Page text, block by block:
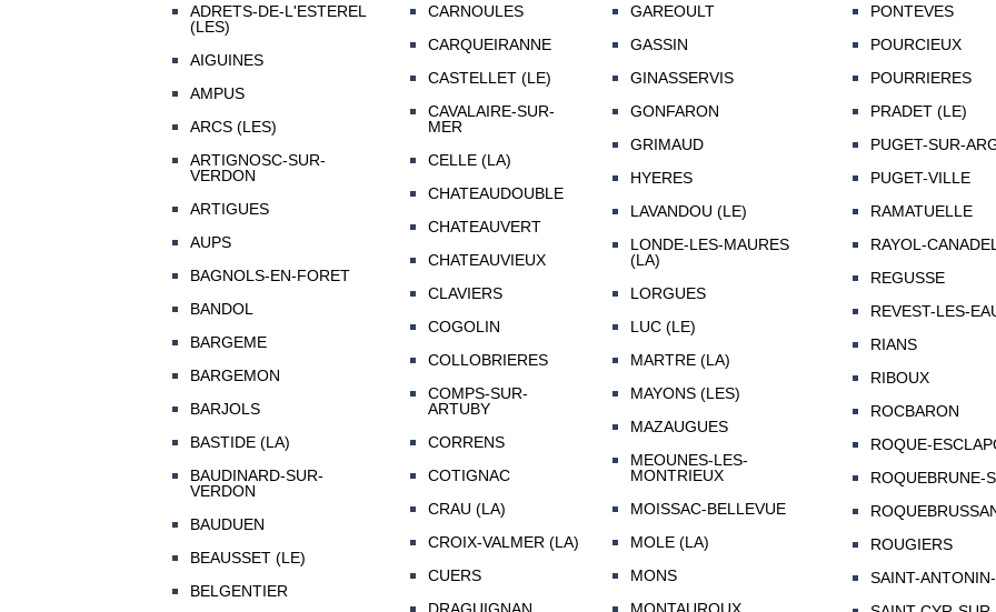
ADRETS-DE-L'ESTEREL
(LES)
AIGUINES
AMPUS
ARCS (LES)
ARTIGNOSC-SUR-
VERDON
ARTIGUES
AUPS
BAGNOLS-EN-FORET
BANDOL
BARGEME
BARGEMON
BARJOLS
BASTIDE (LA)
BAUDINARD-SUR-
VERDON
BAUDUEN
BEAUSSET (LE)
BELGENTIER
CARNOULES
CARQUEIRANNE
CASTELLET (LE)
CAVALAIRE-SUR-
MER
CELLE (LA)
CHATEAUDOUBLE
CHATEAUVERT
CHATEAUVIEUX
CLAVIERS
COGOLIN
COLLOBRIERES
COMPS-SUR-
ARTUBY
CORRENS
COTIGNAC
CRAU (LA)
CROIX-VALMER (LA)
CUERS
GAREOULT
GASSIN
GINASSERVIS
GONFARON
GRIMAUD
HYERES
LAVANDOU (LE)
LONDE-LES-MAURES
(LA)
LORGUES
LUC (LE)
MARTRE (LA)
MAYONS (LES)
MAZAUGUES
MEOUNES-LES-
MONTRIEUX
MOISSAC-BELLEVUE
MOLE (LA)
MONS
PONTEVES
POURCIEUX
POURRIERES
PRADET (LE)
PUGET-SUR-
PUGET-VILLE
RAMATUELLE
RAYOL-
REGUSSE
REVEST-LES-
RIANS
RIBOUX
ROCBARON
ROQUE-
ROQUEBRUNE-
ROUGIERS
SAINT-